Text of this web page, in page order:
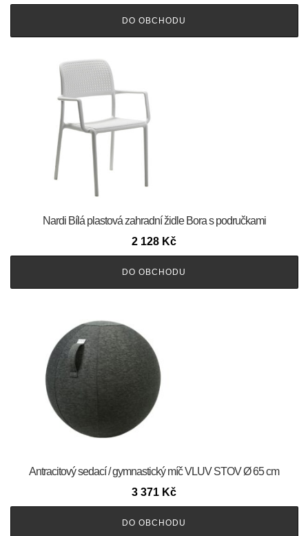
DO OBCHODU
Nardi Bílá plastová zahradní židle Bora s područkami
2 128 Kč
DO OBCHODU
Antracitový sedací / gymnastický míč VLUV STOV Ø 65 cm
3 371 Kč
DO OBCHODU